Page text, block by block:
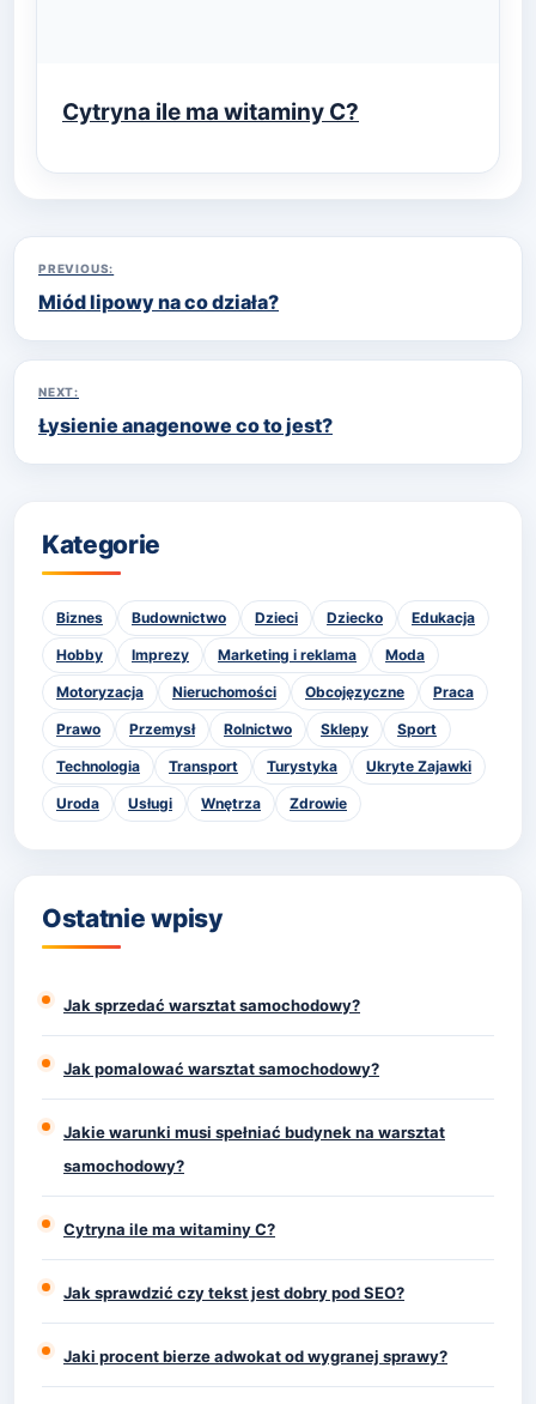
Cytryna ile ma witaminy C?
Nawigacja
wpisu
PREVIOUS:
Miód lipowy na co działa?
NEXT:
Łysienie anagenowe co to jest?
Kategorie
Biznes Budownictwo Dzieci Dziecko Edukacja
Hobby Imprezy Marketing i reklama Moda
Motoryzacja Nieruchomości Obcojęzyczne Praca
Prawo Przemysł Rolnictwo Sklepy Sport
Technologia Transport Turystyka Ukryte Zajawki
Uroda Usługi Wnętrza Zdrowie
Ostatnie wpisy
Jak sprzedać warsztat samochodowy?
Jak pomalować warsztat samochodowy?
Jakie warunki musi spełniać budynek na warsztat
samochodowy?
Cytryna ile ma witaminy C?
Jak sprawdzić czy tekst jest dobry pod SEO?
Jaki procent bierze adwokat od wygranej sprawy?